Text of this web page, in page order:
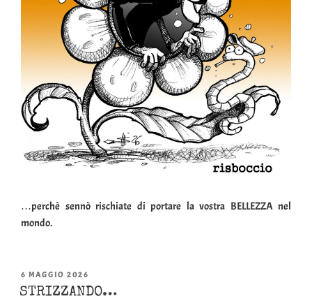
…perchè sennò rischiate di portare la vostra BELLEZZA nel
mondo.
PUBBLICATO
IL
6 MAGGIO 2026
STRIZZANDO…